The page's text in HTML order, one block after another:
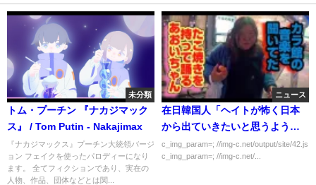
未分類
トム・プーチン 『ナカジマック
ス』 / Tom Putin - Nakajimax
『ナカジマックス』プーチン大統領バージ
ョン フェイクを使ったパロディーになり
ます。 全てフィクションであり、実在の
人物、作品、団体などとは関...
ニュース
在日韓国人「ヘイトが怖く日本
から出ていきたいと思うように
なりました」
c_img_param=; //img-c.net/output/site/42.js
c_img_param=; //img-c.net/...